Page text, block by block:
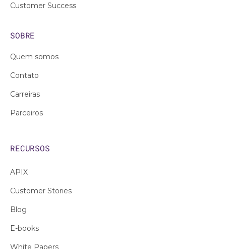
Customer Success
SOBRE
Quem somos
Contato
Carreiras
Parceiros
RECURSOS
APIX
Customer Stories
Blog
E-books
White Papers